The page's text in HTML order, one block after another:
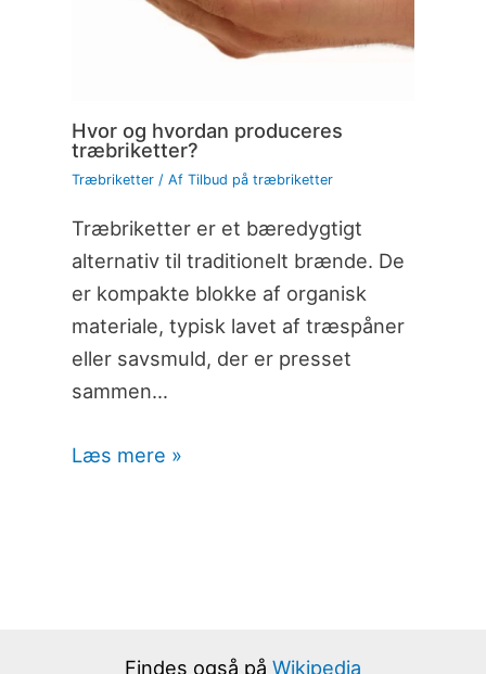
Hvor og hvordan produceres
træbriketter?
Træbriketter/ Af Tilbud på træbriketter
Træbriketter er et bæredygtigt
alternativ til traditionelt brænde. De
er kompakte blokke af organisk
materiale, typisk lavet af træspåner
eller savsmuld, der er presset
sammen…
Læs mere »
Findes også på Wikipedia